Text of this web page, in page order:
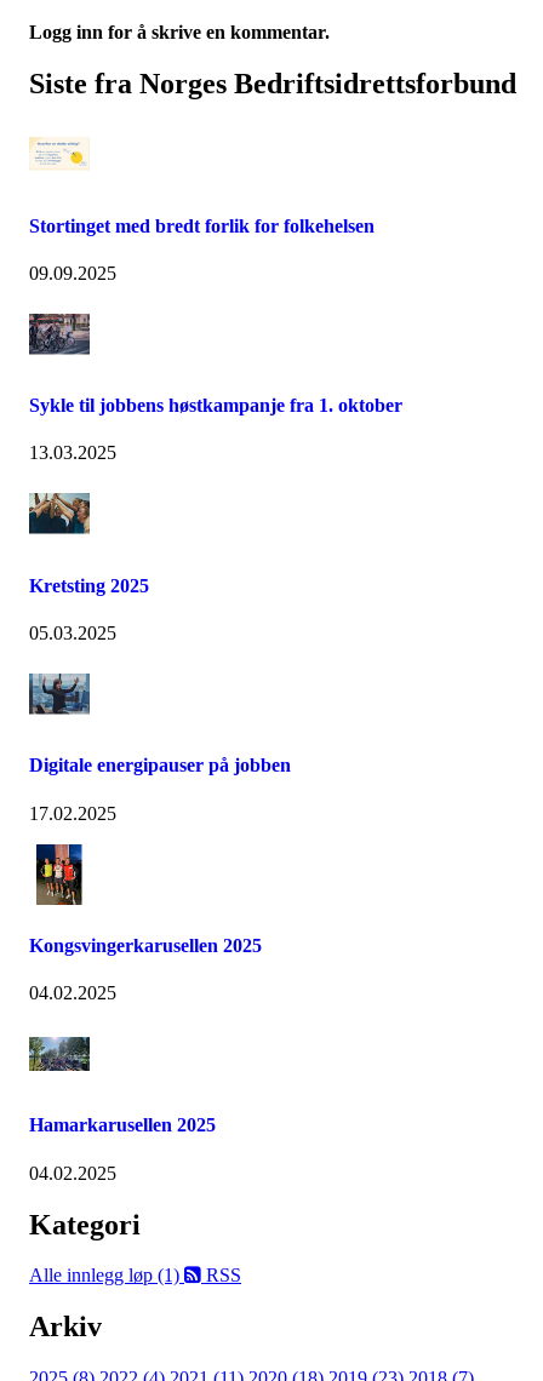
Logg inn for å skrive en kommentar.
Siste fra Norges Bedriftsidrettsforbund
Stortinget med bredt forlik for folkehelsen
09.09.2025
Sykle til jobbens høstkampanje fra 1. oktober
13.03.2025
Kretsting 2025
05.03.2025
Digitale energipauser på jobben
17.02.2025
Kongsvingerkarusellen 2025
04.02.2025
Hamarkarusellen 2025
04.02.2025
Kategori
Alle innlegg løp (1) RSS
Arkiv